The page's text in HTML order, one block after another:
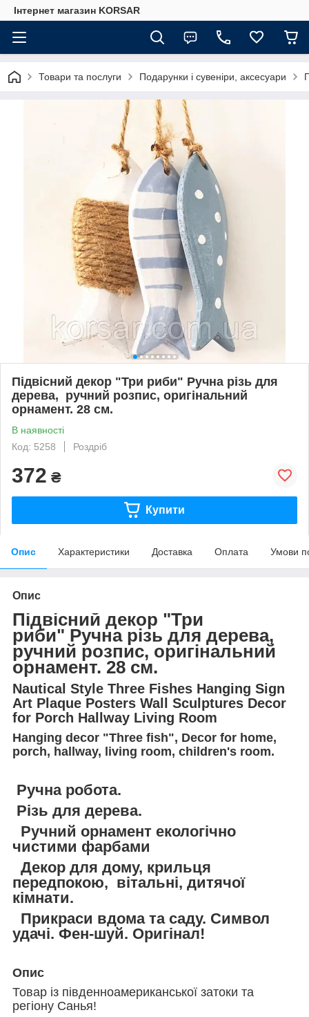
Iнтернет магазин KORSAR
Товари та послуги Подарунки і сувеніри, аксесуари
Підвісний декор "Три риби" Ручна різь для
дерева, ручний розпис, оригінальний
орнамент. 28 см.
В наявності
Код: 5258
Роздріб
372 ₴
Купити
Опис Характеристики Доставка Оплата Умови
Опис
Підвісний декор "Три
риби" Ручна різь для дерева,
ручний розпис, оригінальний
орнамент. 28 см.
Nautical Style Three Fishes Hanging Sign
Art Plaque Posters Wall Sculptures Decor
for Porch Hallway Living Room
Hanging decor "Three fish", Decor for home,
porch, hallway, living room, children's room.
Ручна робота.
Різь для дерева.
Ручний орнамент екологічно
чистими фарбами
Декор для дому, крильця
передпокою, вітальні, дитячої
кімнати.
Прикраси вдома та саду. Символ
удачі. Фен-шуй. Оригінал!
Опис
Товар із південноамериканської затоки та
регіону Санья!